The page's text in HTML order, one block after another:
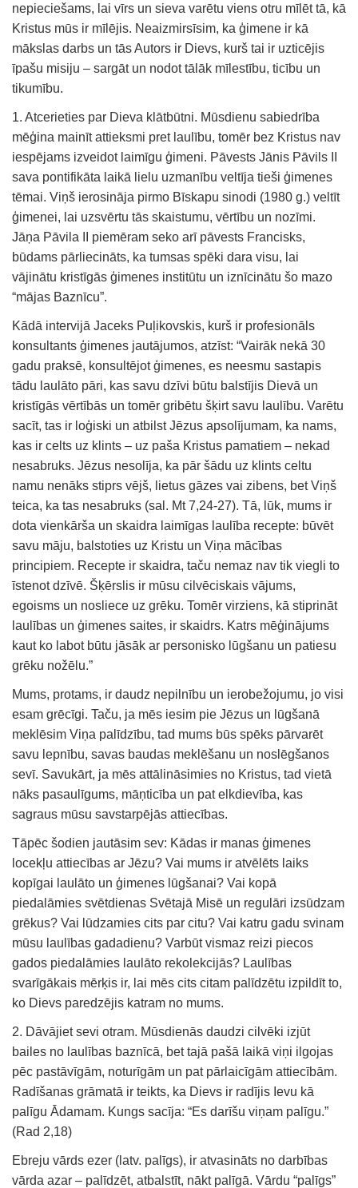
nepieciešams, lai vīrs un sieva varētu viens otru mīlēt tā, kā
Kristus mūs ir mīlējis. Neaizmirsīsim, ka ģimene ir kā
mākslas darbs un tās Autors ir Dievs, kurš tai ir uzticējis
īpašu misiju – sargāt un nodot tālāk mīlestību, ticību un
tikumību.
1. Atcerieties par Dieva klātbūtni. Mūsdienu sabiedrība
mēģina mainīt attieksmi pret laulību, tomēr bez Kristus nav
iespējams izveidot laimīgu ģimeni. Pāvests Jānis Pāvils II
sava pontifikāta laikā lielu uzmanību veltīja tieši ģimenes
tēmai. Viņš ierosināja pirmo Bīskapu sinodi (1980 g.) veltīt
ģimenei, lai uzsvērtu tās skaistumu, vērtību un nozīmi.
Jāņa Pāvila II piemēram seko arī pāvests Francisks,
būdams pārliecināts, ka tumsas spēki dara visu, lai
vājinātu kristīgās ģimenes institūtu un iznīcinātu šo mazo
“mājas Baznīcu”.
Kādā intervijā Jaceks Puļikovskis, kurš ir profesionāls
konsultants ģimenes jautājumos, atzīst: “Vairāk nekā 30
gadu praksē, konsultējot ģimenes, es neesmu sastapis
tādu laulāto pāri, kas savu dzīvi būtu balstījis Dievā un
kristīgās vērtībās un tomēr gribētu šķirt savu laulību. Varētu
sacīt, tas ir loģiski un atbilst Jēzus apsolījumam, ka nams,
kas ir celts uz klints – uz paša Kristus pamatiem – nekad
nesabruks. Jēzus nesolīja, ka pār šādu uz klints celtu
namu nenāks stiprs vējš, lietus gāzes vai zibens, bet Viņš
teica, ka tas nesabruks (sal. Mt 7,24-27). Tā, lūk, mums ir
dota vienkārša un skaidra laimīgas laulība recepte: būvēt
savu māju, balstoties uz Kristu un Viņa mācības
principiem. Recepte ir skaidra, taču nemaz nav tik viegli to
īstenot dzīvē. Šķērslis ir mūsu cilvēciskais vājums,
egoisms un nosliece uz grēku. Tomēr virziens, kā stiprināt
laulības un ģimenes saites, ir skaidrs. Katrs mēģinājums
kaut ko labot būtu jāsāk ar personisko lūgšanu un patiesu
grēku nožēlu.”
Mums, protams, ir daudz nepilnību un ierobežojumu, jo visi
esam grēcīgi. Taču, ja mēs iesim pie Jēzus un lūgšanā
meklēsim Viņa palīdzību, tad mums būs spēks pārvarēt
savu lepnību, savas baudas meklēšanu un noslēgšanos
sevī. Savukārt, ja mēs attālināsimies no Kristus, tad vietā
nāks pasaulīgums, māņticība un pat elkdievība, kas
sagraus mūsu savstarpējās attiecības.
Tāpēc šodien jautāsim sev: Kādas ir manas ģimenes
locekļu attiecības ar Jēzu? Vai mums ir atvēlēts laiks
kopīgai laulāto un ģimenes lūgšanai? Vai kopā
piedalāmies svētdienas Svētajā Misē un regulāri izsūdzam
grēkus? Vai lūdzamies cits par citu? Vai katru gadu svinam
mūsu laulības gadadienu? Varbūt vismaz reizi piecos
gados piedalāmies laulāto rekolekcijās? Laulības
svarīgākais mērķis ir, lai mēs cits citam palīdzētu izpildīt to,
ko Dievs paredzējis katram no mums.
2. Dāvājiet sevi otram. Mūsdienās daudzi cilvēki izjūt
bailes no laulības baznīcā, bet tajā pašā laikā viņi ilgojas
pēc pastāvīgām, noturīgām un pat pārlaicīgām attiecībām.
Radīšanas grāmatā ir teikts, ka Dievs ir radījis Ievu kā
palīgu Ādamam. Kungs sacīja: “Es darīšu viņam palīgu.”
(Rad 2,18)
Ebreju vārds ezer (latv. palīgs), ir atvasināts no darbības
vārda azar – palīdzēt, atbalstīt, nākt palīgā. Vārdu “palīgs”